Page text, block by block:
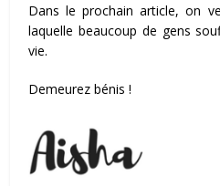
Dans le prochain article, on
laquelle beaucoup de gens
vie.
Demeurez bénis !